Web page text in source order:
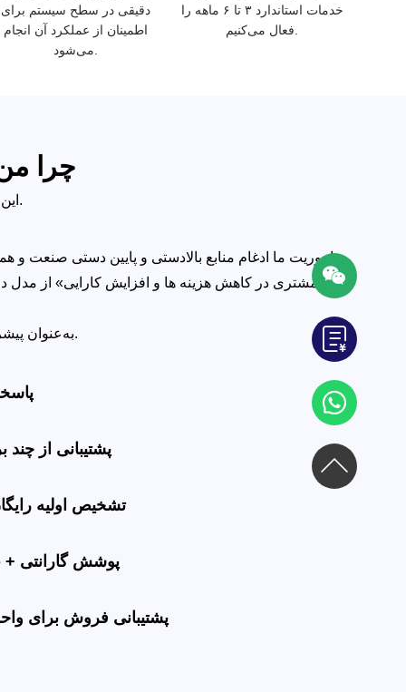
دقیقی در سطح سیستم برای
اطمینان از عملکرد آن انجام
می‌شود.
خدمات استاندارد ۳ تا ۶ ماهه را
فعال می‌کنیم.
چرا
این فقط یک تعمیر نیست، بلکه تولد دوباره دستگاه به یک نسخه پیشرفته است.
ماموریت ما ادغام منابع بالادستی و پایین دستی
هر مشتری در کاهش هزینه ها و افزایش کارایی» از مدل
به‌عنوان پیشرو در راه‌حل‌های لیزری یک‌جا، ما مدت‌هاست بر توانمندسازی نوآوری‌های فناوری با فناوری عالی و خدمات کارآمد اصرار داشته‌ایم.
✅
✅ پشتیبانی از
✅ تشخیص اولیه
✅ پوشش گارانتی
✅ پشتیبانی فروش برای